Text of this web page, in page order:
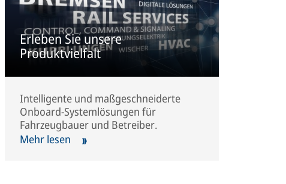
Erleben Sie unsere
Produktvielfalt
Intelligente und maßgeschneiderte
Onboard-Systemlösungen für
Fahrzeugbauer und Betreiber.
Mehr lesen